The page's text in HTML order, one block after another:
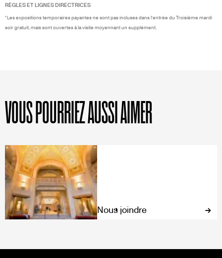
RÈGLES ET LIGNES DIRECTRICES
*Les expositions temporaires payantes ne sont pas incluses dans l'entrée du Troisième mardi
soir gratuit, mais sont ouvertes à la visite moyennant un supplément.
VOUS POURRIEZ AUSSI AIMER
Nous joindre